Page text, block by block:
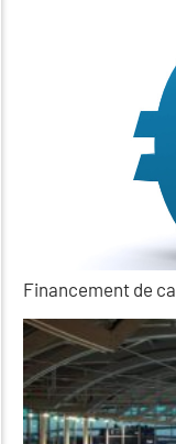
Financement de